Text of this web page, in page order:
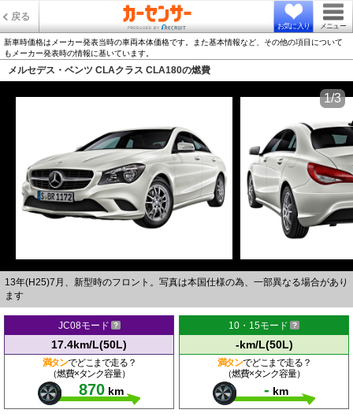
戻る
お気に入り メニュー
新車時価格はメーカー発表当時の車両本体価格です。また基本情報など、その他の項目について
もメーカー発表時の情報に基いています。
メルセデス・ベンツ CLAクラス CLA180の燃費
13年(H25)7月、新型時のフロント。写真は本国仕様の為、一部異なる場合があり
ます
1/3
JC08モード
17.4km/L(50L)
満タンでどこまで走る？
（燃費×タンク容量）
870 km
10・15モード
-km/L(50L)
満タンでどこまで走る？
（燃費×タンク容量）
- km